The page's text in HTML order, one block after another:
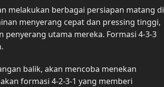
melakukan berbagai persiapan matang di
menyerang cepat dan pressing tinggi,
utama mereka. Formasi 4-3-3
balik, akan mencoba menekan
formasi 4-2-3-1 yang memberi